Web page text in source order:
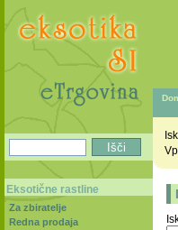
Eksotične rastline
Za zbiratelje
Redna prodaja